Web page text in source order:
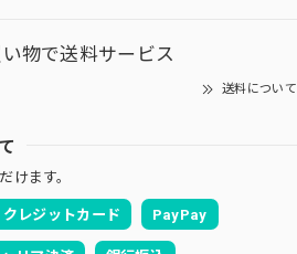
物で送料サービス
送料について
けます。
クレジットカード PayPay